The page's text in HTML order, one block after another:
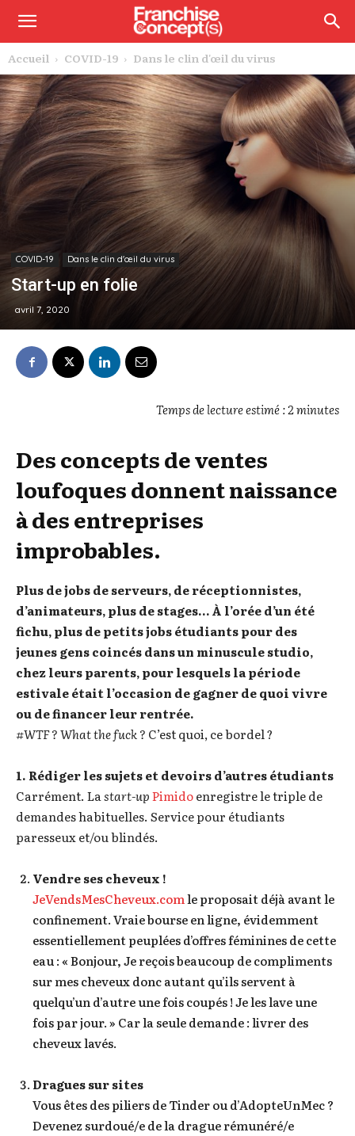
Accueil COVID-19 Dans le clin d'œil du virus
COVID-19 Dans le clin d'œil du virus
Start-up en folie
avril 7, 2020
Temps de lecture estimé : 2 minutes
Des concepts de ventes
loufoques donnent naissance
à des entreprises
improbables.
Plus de jobs de serveurs, de réceptionnistes,
d’animateurs, plus de stages… À l’orée d’un été
fichu, plus de petits jobs étudiants pour des
jeunes gens coincés dans un minuscule studio,
chez leurs parents, pour lesquels la période
estivale était l’occasion de gagner de quoi vivre
ou de financer leur rentrée.
#WTF ?What the fuck ? C’est quoi, ce bordel ?
1. Rédiger les sujets et devoirs d’autres étudiants
Carrément. Lastart-upPimidoenregistre le triple de
demandes habituelles. Service pour étudiants
paresseux et/ou blindés.
Vendre ses cheveux !
JeVendsMesCheveux.comle proposait déjà avant le
confinement. Vraie bourse en ligne, évidemment
essentiellement peuplées d’offres féminines de cette
eau : « Bonjour, Je reçois beaucoup de compliments
sur mes cheveux donc autant qu’ils servent à
quelqu’un d’autre une fois coupés ! Je les lave une
fois par jour. » Car la seule demande : livrer des
cheveux lavés.
Dragues sur sites
Vous êtes des piliers de Tinder ou d’AdopteUnMec ?
Devenez surdoué/e de la drague rémunéré/e